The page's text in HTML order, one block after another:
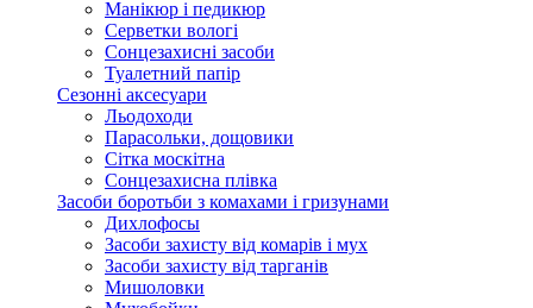
Манікюр і педикюр
Серветки вологі
Сонцезахисні засоби
Туалетний папір
Сезонні аксесуари
Льодоходи
Парасольки, дощовики
Сітка москітна
Сонцезахисна плівка
Засоби боротьби з комахами і гризунами
Дихлофосы
Засоби захисту від комарів і мух
Засоби захисту від тарганів
Мишоловки